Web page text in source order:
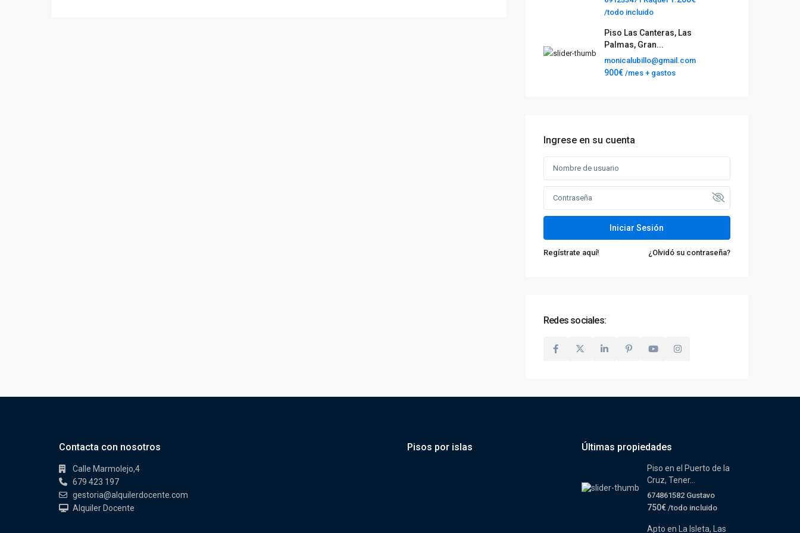
/todo incluido
Piso Las Canteras, Las
Palmas, Gran...
monicalubillo@gmail.com
900€ /mes + gastos
Ingrese en su cuenta
Iniciar Sesión
Regístrate aquí! ¿Olvidó su contraseña?
Redes sociales:
Contacta con nosotros
Calle Marmolejo,4
679 423 197
gestoria@alquilerdocente.com
Alquiler Docente
Pisos por islas Últimas propiedades
Piso en el Puerto de la
Cruz, Tener...
674861582 Gustavo
750€ /todo incluido
Apto en La Isleta, Las